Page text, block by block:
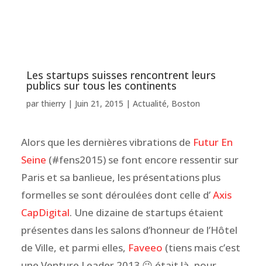
Les startups suisses rencontrent leurs
publics sur tous les continents
par thierry| Juin 21, 2015 | Actualité, Boston
Alors que les dernières vibrations de Futur En
Seine (#fens2015) se font encore ressentir sur
Paris et sa banlieue, les présentations plus
formelles se sont déroulées dont celle d’Axis
CapDigital. Une dizaine de startups étaient
présentes dans les salons d’honneur de l’Hôtel
de Ville, et parmi elles, Faveeo (tiens mais c’est